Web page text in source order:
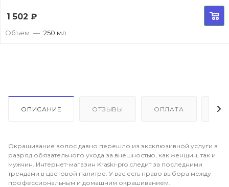
1 502 ₽
Объем — 250 мл
ОПИСАНИЕ ОТЗЫВЫ ОПЛАТА
Окрашивание волос давно перешло из эксклюзивной услуги в
разряд обязательного ухода за внешностью, как женщин, так и
мужчин. Интернет-магазин Kraski-pro следит за последними
трендами в цветовой палитре. У вас есть право выбора между
профессиональным и домашним окрашиванием.